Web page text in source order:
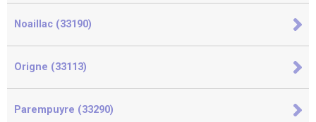
Noaillac (33190)
Origne (33113)
Parempuyre (33290)